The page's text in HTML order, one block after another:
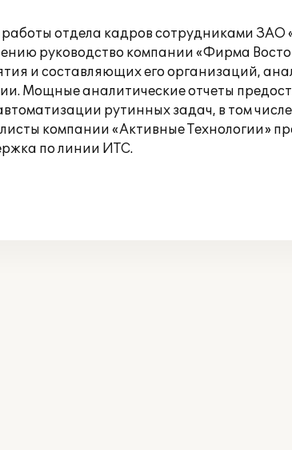
отдела кадров сотрудниками ЗАО
руководство компании «Фирма
и составляющих его организаций,
Мощные аналитические отчеты
рутинных задач, в том
компании «Активные Технологии»
по линии ИТС.